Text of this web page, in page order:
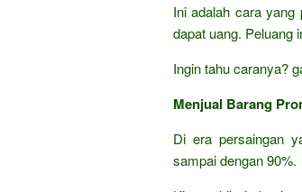
Ini adalah cara
dapat uang. Peluang
Ingin tahu caranya?
Menjual Barang
Di era persaingan
sampai dengan 90%.